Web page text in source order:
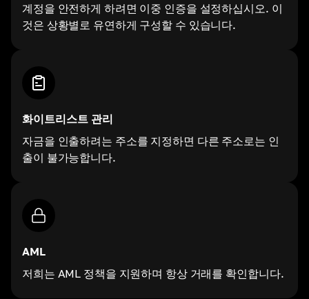
계정을 안전하게 하려면 이중 인증을 설정하십시오. 이
것은 상황별로 유연하게 구성할 수 있습니다.
화이트리스트 관리
자금을 인출하려는 주소를 지정하면 다른 주소로는 인
출이 불가능합니다.
AML
저희는 AML 정책을 지원하며 항상 거래를 확인합니다.